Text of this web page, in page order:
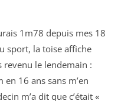
1m78 depuis mes 18
sport, la toise affiche
revenu le lendemain :
16 ans sans m’en
m’a dit que c’était «